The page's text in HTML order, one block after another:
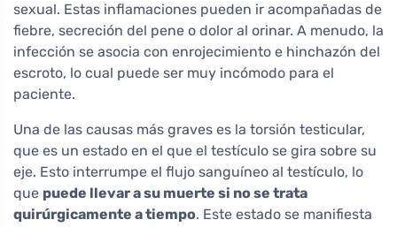
sexual. Estas inflamaciones pueden ir acompañadas de
fiebre, secreción del pene o dolor al orinar. A menudo, la
infección se asocia con enrojecimiento e hinchazón del
escroto, lo cual puede ser muy incómodo para el
paciente.
Una de las causas más graves es la torsión testicular,
que es un estado en el que el testículo se gira sobre su
eje. Esto interrumpe el flujo sanguíneo al testículo, lo
que puede llevar a su muerte si no se trata
quirúrgicamente a tiempo. Este estado se manifiesta